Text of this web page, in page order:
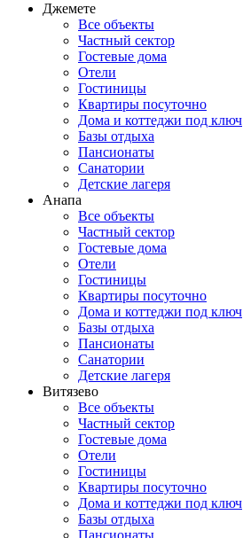
Джемете
Все объекты
Частный сектор
Гостевые дома
Отели
Гостиницы
Квартиры посуточно
Дома и коттеджи под ключ
Базы отдыха
Пансионаты
Санатории
Детские лагеря
Анапа
Все объекты
Частный сектор
Гостевые дома
Отели
Гостиницы
Квартиры посуточно
Дома и коттеджи под ключ
Базы отдыха
Пансионаты
Санатории
Детские лагеря
Витязево
Все объекты
Частный сектор
Гостевые дома
Отели
Гостиницы
Квартиры посуточно
Дома и коттеджи под ключ
Базы отдыха
Пансионаты